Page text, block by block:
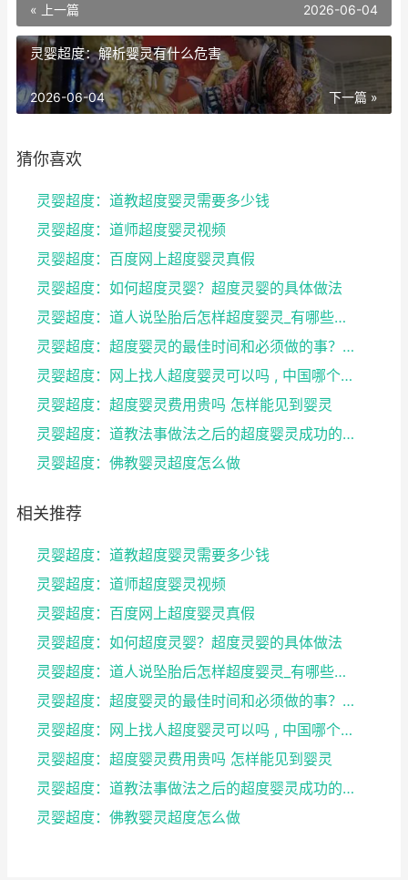
« 上一篇 2026-06-04
灵婴超度：解析婴灵有什么危害
下一篇 »
2026-06-04
猜你喜欢
灵婴超度：道教超度婴灵需要多少钱
灵婴超度：道师超度婴灵视频
灵婴超度：百度网上超度婴灵真假
灵婴超度：如何超度灵婴？超度灵婴的具体做法
灵婴超度：道人说坠胎后怎样超度婴灵_有哪些方法可
灵婴超度：超度婴灵的最佳时间和必须做的事？婴灵超度...
灵婴超度：网上找人超度婴灵可以吗 , 中国哪个寺庙...
灵婴超度：超度婴灵费用贵吗 怎样能见到婴灵
灵婴超度：道教法事做法之后的超度婴灵成功的征兆
灵婴超度：佛教婴灵超度怎么做
相关推荐
灵婴超度：道教超度婴灵需要多少钱
灵婴超度：道师超度婴灵视频
灵婴超度：百度网上超度婴灵真假
灵婴超度：如何超度灵婴？超度灵婴的具体做法
灵婴超度：道人说坠胎后怎样超度婴灵_有哪些方法可
灵婴超度：超度婴灵的最佳时间和必须做的事？婴灵超度...
灵婴超度：网上找人超度婴灵可以吗 , 中国哪个寺庙...
灵婴超度：超度婴灵费用贵吗 怎样能见到婴灵
灵婴超度：道教法事做法之后的超度婴灵成功的征兆
灵婴超度：佛教婴灵超度怎么做